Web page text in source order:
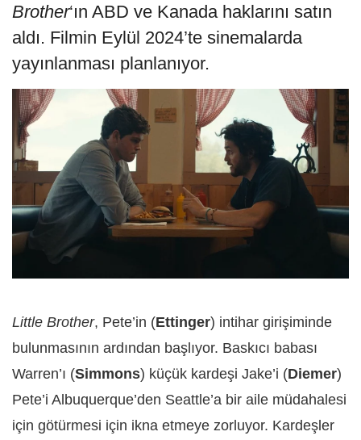
Brother‘ın ABD ve Kanada haklarını satın
aldı. Filmin Eylül 2024’te sinemalarda
yayınlanması planlanıyor.
Little Brother, Pete’in (Ettinger) intihar girişiminde
bulunmasının ardından başlıyor. Baskıcı babası
Warren’ı (Simmons) küçük kardeşi Jake’i (Diemer)
Pete’i Albuquerque’den Seattle’a bir aile müdahalesi
için götürmesi için ikna etmeye zorluyor. Kardeşler